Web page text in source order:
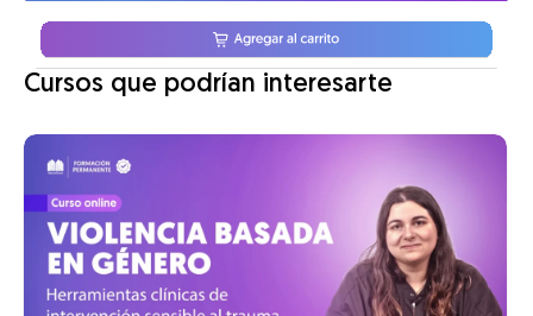
Cursos que podrían interesarte